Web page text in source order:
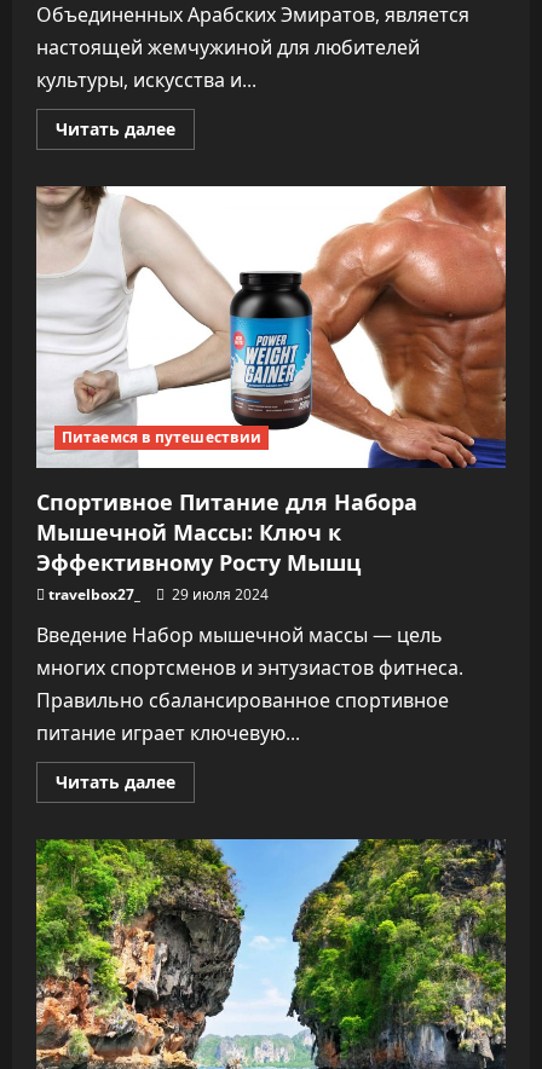
Объединенных Арабских Эмиратов, является
настоящей жемчужиной для любителей
культуры, искусства и...
Читать далееПрочитать
больше
из
Москвы:
Откройте
себя
культурное
сердце
ОАЭ
Питаемся в путешествии
Спортивное Питание для Набора
Мышечной Массы: Ключ к
Эффективному Росту Мышц
travelbox27_ 29 июля 2024
Введение Набор мышечной массы — цель
многих спортсменов и энтузиастов фитнеса.
Правильно сбалансированное спортивное
питание играет ключевую...
Читать далееПрочитать
больше
Питание
для
Набора
Мышечной
Массы:
Ключ
к
Эффективному
Росту
Мышц